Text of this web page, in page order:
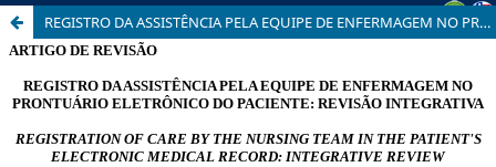
REGISTRO DA ASSISTÊNCIA PELA EQUIPE DE ENFERMAGEM NO PRONTUÁRIO ELETRÔNICO DO PACIENTE: REVISÃO INTEGRATIVA